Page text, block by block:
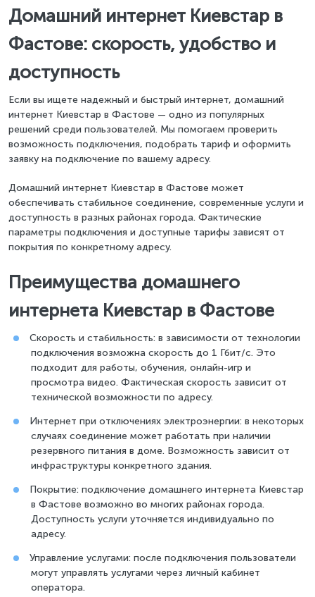
Домашний интернет Киевстар в
Фастове: скорость, удобство и
доступность
Если вы ищете надежный и быстрый интернет, домашний
интернет Киевстар в Фастове — одно из популярных
решений среди пользователей. Мы помогаем проверить
возможность подключения, подобрать тариф и оформить
заявку на подключение по вашему адресу.
Домашний интернет Киевстар в Фастове может
обеспечивать стабильное соединение, современные услуги и
доступность в разных районах города. Фактические
параметры подключения и доступные тарифы зависят от
покрытия по конкретному адресу.
Преимущества домашнего
интернета Киевстар в Фастове
Скорость и стабильность: в зависимости от технологии
подключения возможна скорость до 1 Гбит/с. Это
подходит для работы, обучения, онлайн-игр и
просмотра видео. Фактическая скорость зависит от
технической возможности по адресу.
Интернет при отключениях электроэнергии: в некоторых
случаях соединение может работать при наличии
резервного питания в доме. Возможность зависит от
инфраструктуры конкретного здания.
Покрытие: подключение домашнего интернета Киевстар
в Фастове возможно во многих районах города.
Доступность услуги уточняется индивидуально по
адресу.
Управление услугами: после подключения пользователи
могут управлять услугами через личный кабинет
оператора.